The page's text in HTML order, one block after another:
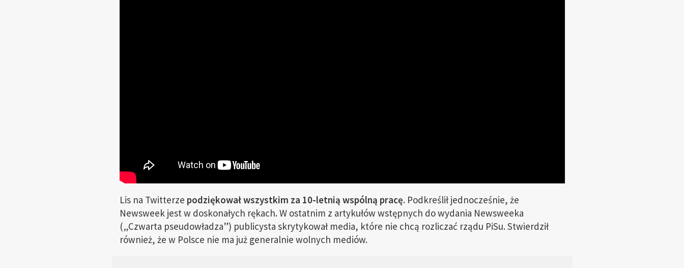
Lis na Twitterze podziękował wszystkim za 10-letnią wspólną pracę. Podkreślił jednocześnie, że
Newsweek jest w doskonałych rękach. W ostatnim z artykułów wstępnych do wydania Newsweeka
(„Czwarta pseudowładza”) publicysta skrytykował media, które nie chcą rozliczać rządu PiSu. Stwierdził
również, że w Polsce nie ma już generalnie wolnych mediów.